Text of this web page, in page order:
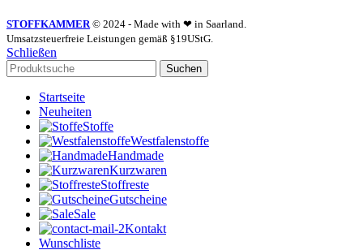
STOFFKAMMER© 2024 - Made with ❤ in Saarland.
Umsatzsteuerfreie Leistungen gemäß §19UStG.
Schließen
Suchen
Startseite
Neuheiten
Stoffe
Westfalenstoffe
Handmade
Kurzwaren
Stoffreste
Gutscheine
Sale
Kontakt
Wunschliste